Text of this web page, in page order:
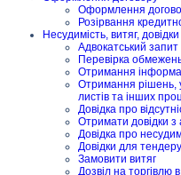
Оформлення
Розірвання
Несудимість, витяг,
Адвокатський запит
Перевірка
Отримання
Отримання рішень,
листів та інших
Довідка про
Отримати довідки з
Довідка про
Довідки для тендеру
Замовити витяг
Дозвіл на торгівлю